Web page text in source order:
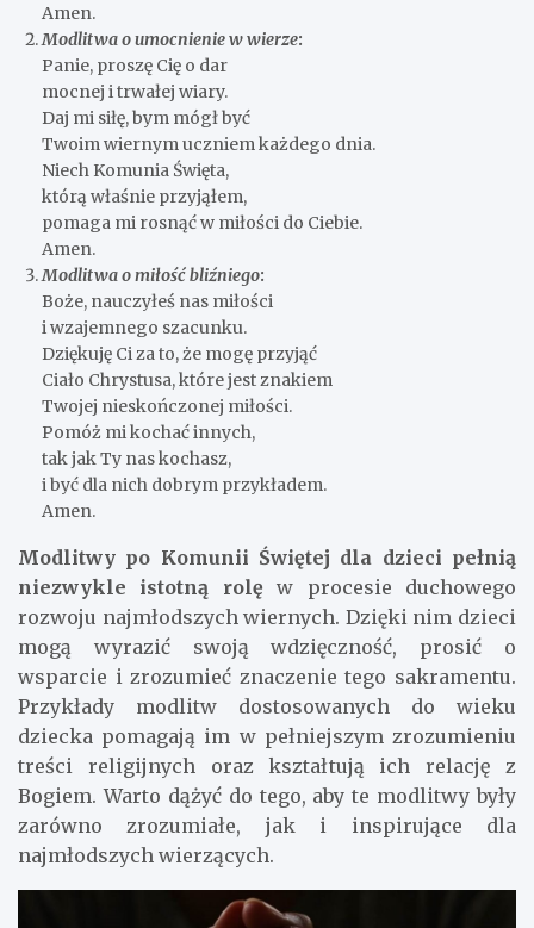
Amen.
Modlitwa o umocnienie w wierze:
Panie, proszę Cię o dar
mocnej i trwałej wiary.
Daj mi siłę, bym mógł być
Twoim wiernym uczniem każdego dnia.
Niech Komunia Święta,
którą właśnie przyjąłem,
pomaga mi rosnąć w miłości do Ciebie.
Amen.
Modlitwa o miłość bliźniego:
Boże, nauczyłeś nas miłości
i wzajemnego szacunku.
Dziękuję Ci za to, że mogę przyjąć
Ciało Chrystusa, które jest znakiem
Twojej nieskończonej miłości.
Pomóż mi kochać innych,
tak jak Ty nas kochasz,
i być dla nich dobrym przykładem.
Amen.
Modlitwy po Komunii Świętej dla dzieci pełnią
niezwykle istotną rolęw procesie duchowego
rozwoju najmłodszych wiernych. Dzięki nim dzieci
mogą wyrazić swoją wdzięczność, prosić o
wsparcie i zrozumieć znaczenie tego sakramentu.
Przykłady modlitw dostosowanych do wieku
dziecka pomagają im w pełniejszym zrozumieniu
treści religijnych oraz kształtują ich relację z
Bogiem. Warto dążyć do tego, aby te modlitwy były
zarówno zrozumiałe, jak i inspirujące dla
najmłodszych wierzących.